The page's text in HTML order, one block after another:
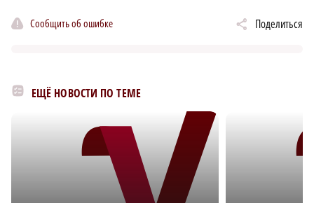
Сообщить об ошибке Поделиться
ЕЩЁ НОВОСТИ ПО ТЕМЕ